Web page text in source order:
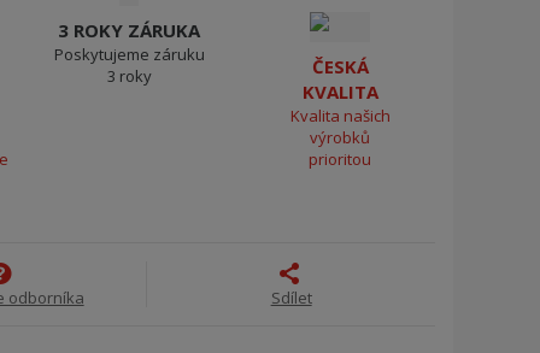
3 ROKY ZÁRUKA
Poskytujeme záruku
3 roky
ČESKÁ
KVALITA
Kvalita našich
výrobků
prioritou
odborníka Sdílet